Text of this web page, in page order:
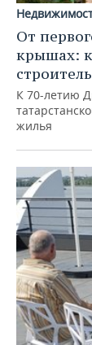
От
крышах:
К 70-летию
жилья